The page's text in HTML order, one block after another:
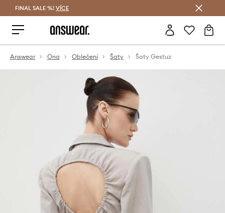
FINAL SALE %! VÍCE
Answear Ona Oblečení Šaty Šaty Gestuz